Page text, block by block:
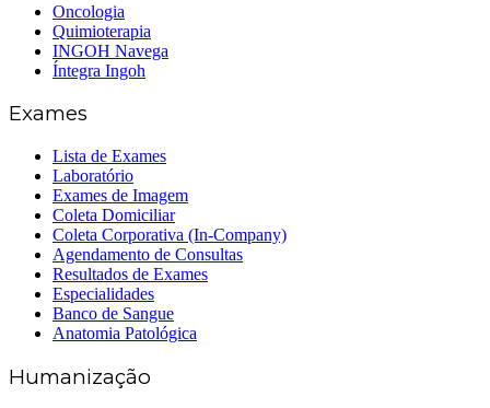
Oncologia
Quimioterapia
INGOH Navega
Íntegra Ingoh
Exames
Lista de Exames
Laboratório
Exames de Imagem
Coleta Domiciliar
Coleta Corporativa (In-Company)
Agendamento de Consultas
Resultados de Exames
Especialidades
Banco de Sangue
Anatomia Patológica
Humanização